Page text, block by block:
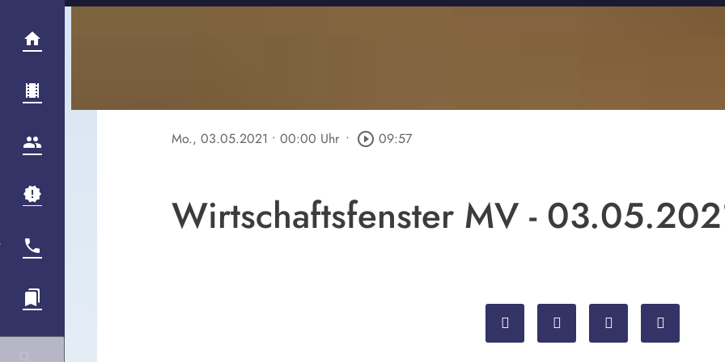
Mo., 03.05.2021 • 00:00 Uhr • play_circle_outline 09:57
Wirtschaftsfenster MV -